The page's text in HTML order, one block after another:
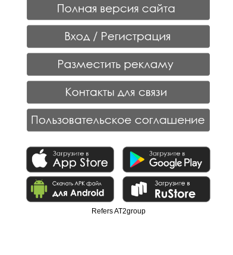
Refers AT2group